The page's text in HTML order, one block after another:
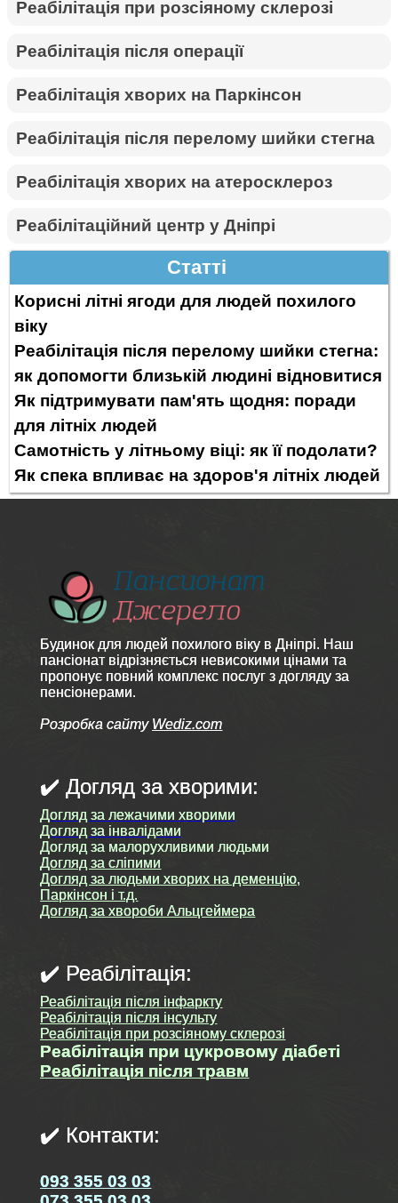
Реабілітація при розсіяному склерозі
Реабілітація після операції
Реабілітація хворих на Паркінсон
Реабілітація після перелому шийки стегна
Реабілітація хворих на атеросклероз
Реабілітаційний центр у Дніпрі
Статті
Корисні літні ягоди для людей похилого
віку
Реабілітація після перелому шийки стегна:
як допомогти близькій людині відновитися
Як підтримувати пам'ять щодня: поради
для літніх людей
Самотність у літньому віці: як її подолати?
Як спека впливає на здоров'я літніх людей
Будинок для людей похилого віку в Дніпрі. Наш
пансіонат відрізняється невисокими цінами та
пропонує повний комплекс послуг з догляду за
пенсіонерами.
Розробка сайту Wediz.com
✔️ Догляд за хворими:
Догляд за лежачими хворими
Догляд за інвалідами
Догляд за малорухливими людьми
Догляд за сліпими
Догляд за людьми хворих на деменцію,
Паркінсон і т.д.
Догляд за хвороби Альцгеймера
✔️ Реабілітація:
Реабілітація після інфаркту
Реабілітація після інсульту
Реабілітація при розсіяному склерозі
Реабілітація при цукровому діабеті
Реабілітація після травм
✔️ Контакти:
093 355 03 03